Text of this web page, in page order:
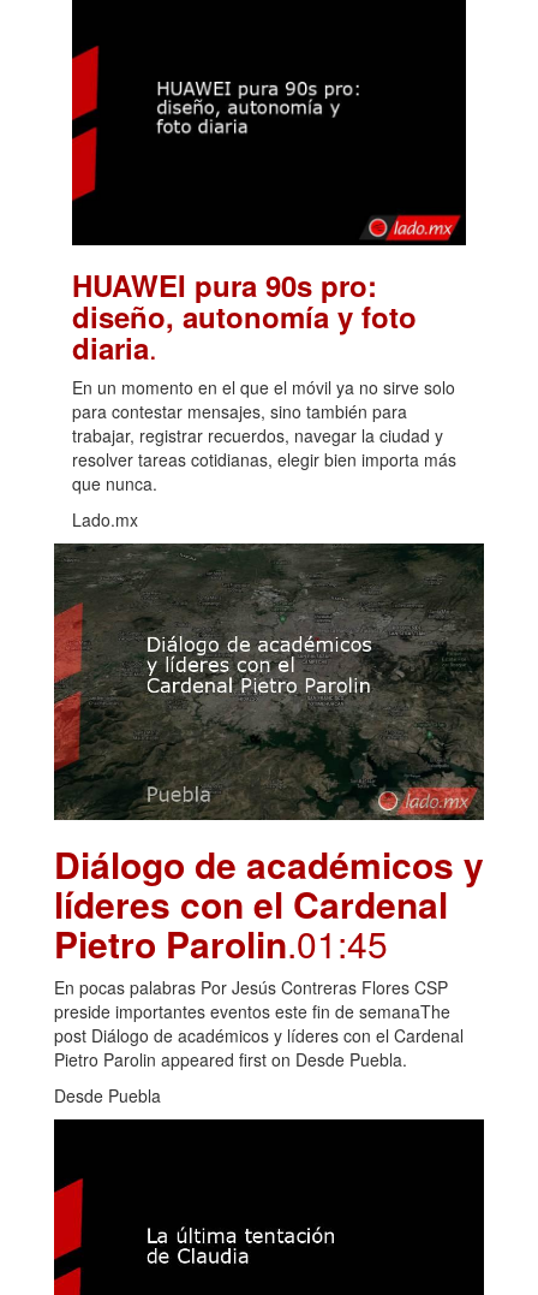
HUAWEI pura 90s pro:
diseño, autonomía y foto
diaria.
En un momento en el que el móvil ya no sirve solo
para contestar mensajes, sino también para
trabajar, registrar recuerdos, navegar la ciudad y
resolver tareas cotidianas, elegir bien importa más
que nunca.
Lado.mx
Diálogo de académicos y
líderes con el Cardenal
Pietro Parolin.01:45
En pocas palabras Por Jesús Contreras Flores CSP
preside importantes eventos este fin de semanaThe
post Diálogo de académicos y líderes con el Cardenal
Pietro Parolin appeared first on Desde Puebla.
Desde Puebla